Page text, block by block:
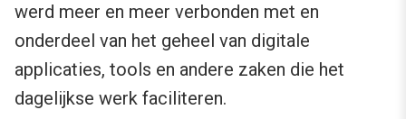
werd meer en meer verbonden met en
onderdeel van het geheel van digitale
applicaties, tools en andere zaken die het
dagelijkse werk faciliteren.